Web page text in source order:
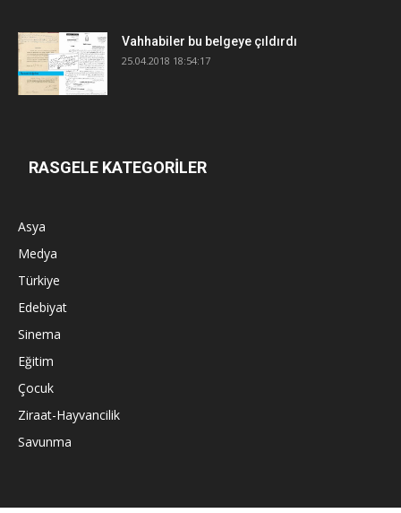
Vahhabiler bu belgeye çıldırdı
25.04.2018 18:54:17
RASGELE KATEGORİLER
Asya
Medya
Türkiye
Edebiyat
Sinema
Eğitim
Çocuk
Ziraat-Hayvancilik
Savunma